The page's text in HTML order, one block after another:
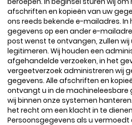
afschriften en kopieën van uw
ons reeds bekende e-mailadres. In
gegevens op een ander e-
post wenst te ontvangen, zullen wij
legitimeren. Wij houden een
afgehandelde verzoeken, in het
vergeetverzoek administreren wij
gegevens. Alle afschriften en
ontvangt u in de machineleesbare
wij binnen onze systemen
het recht om een klacht in te
Persoonsgegevens als u vermoedt